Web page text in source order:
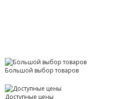
Большой выбор товаров
Доступные цены